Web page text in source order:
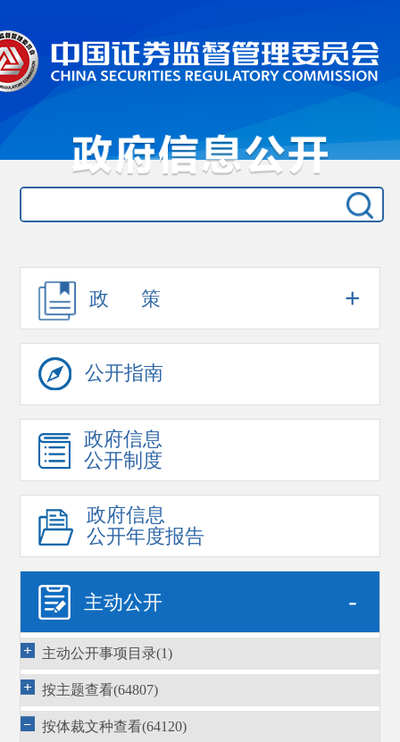
政 策 +
公开指南
政府信息
公开制度
政府信息
公开年度报告
主动公开 -
主动公开事项目录(1)
按主题查看(64807)
按体裁文种查看(64120)